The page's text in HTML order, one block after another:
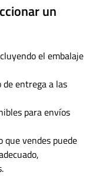
un
el embalaje
entrega a las
para envíos
que vendes puede